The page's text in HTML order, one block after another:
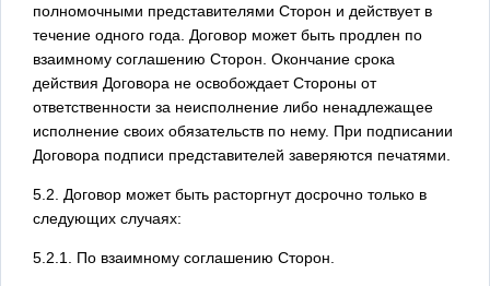
полномочными представителями Сторон и действует в
течение одного года. Договор может быть продлен по
взаимному соглашению Сторон. Окончание срока
действия Договора не освобождает Стороны от
ответственности за неисполнение либо ненадлежащее
исполнение своих обязательств по нему. При подписании
Договора подписи представителей заверяются печатями.
5.2. Договор может быть расторгнут досрочно только в
следующих случаях:
5.2.1. По взаимному соглашению Сторон.